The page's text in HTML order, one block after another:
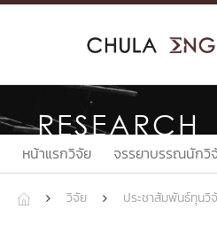
Skip
RESEARCH
หน้าแรกวิจัย จรรยาบรรณนักวิ
  วิจัย  ประชาสัมพันธ์ทุนวิ